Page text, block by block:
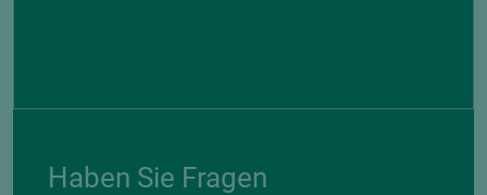
Haben Sie Fragen